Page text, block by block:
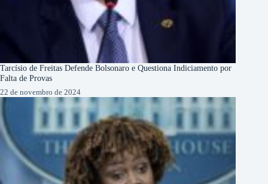
Tarcísio de Freitas Defende Bolsonaro e Questiona Indiciamento por
Falta de Provas
22 de novembro de 2024